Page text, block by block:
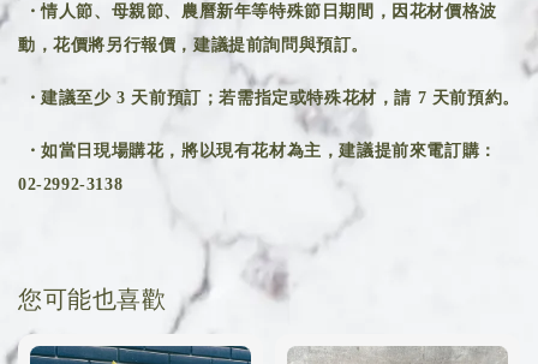
・情人節、母親節、農曆新年等特殊節日期間，因花材價格波
動，花價將另行報價，建議提前詢問與預訂。
・建議至少 3 天前預訂；若需指定或特殊花材，請 7 天前預約。
・如當日現場購花，將以現有花材為主，建議提前來電訂購：
02-2992-3138
您可能也喜歡